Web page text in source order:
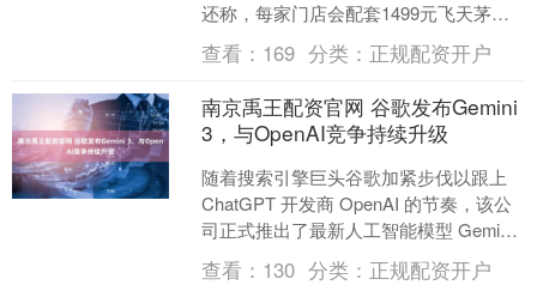
还称，每家门店会配套1499元飞天茅台
的固定配额。 11月22日，记者调查发
现，....
查看： 169 分类： 正规配资开户
南京禹王配资官网 谷歌发布Gemini
3，与OpenAI竞争持续升级
随着搜索引擎巨头谷歌加紧步伐以跟上
ChatGPT 开发商 OpenAI 的节奏，该公
司正式推出了最新人工智能模型 Gemini
3。 谷歌母公司Alphabe....
查看： 130 分类： 正规配资开户